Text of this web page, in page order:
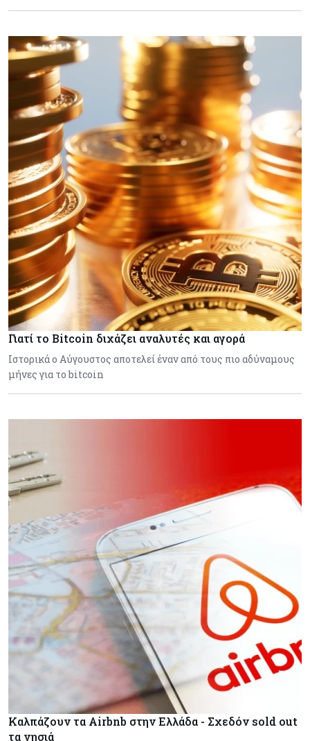
Γιατί το Bitcoin διχάζει αναλυτές και αγορά
Ιστορικά ο Αύγουστος αποτελεί έναν από τους πιο αδύναμους
μήνες για το bitcoin
Καλπάζουν τα Airbnb στην Ελλάδα - Σχεδόν sold out
τα νησιά